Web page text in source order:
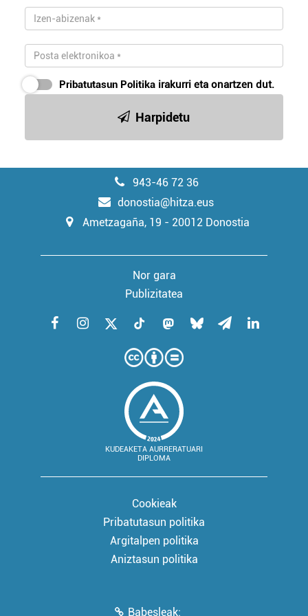
Pribatutasun Politika irakurri eta onartzen dut.
Harpidetu
943-46 72 36
donostia@hitza.eus
Ametzagaña, 19 - 20012 Donostia
Nor gara
Publizitatea
KUDEAKETA AURRERATUARI
DIPLOMA
Cookieak
Pribatutasun politika
Argitalpen politika
Aniztasun politika
Babesleak: